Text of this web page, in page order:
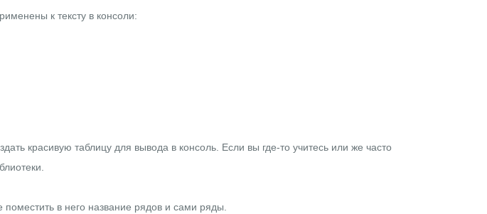
к тексту в консоли:
красивую таблицу для вывода в консоль. Если вы где-то учитесь или же часто
поместить в него название рядов и сами ряды.